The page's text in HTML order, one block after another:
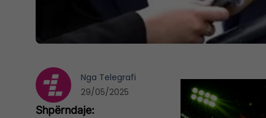
Nga Telegrafi
29/05/2025